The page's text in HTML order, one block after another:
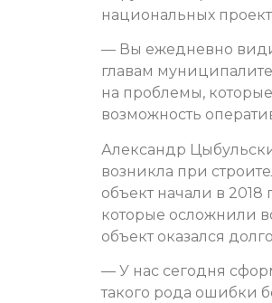
национальных
— Вы ежедневно
главам
на проблемы,
возможность
Александр
возникла при
объект начали в
которые осложнили
объект оказался
— У нас сегодня
такого рода ошибки